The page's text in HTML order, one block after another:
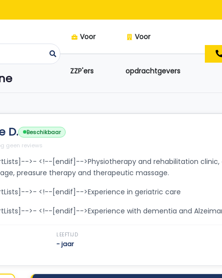
Voor
ZZP'ers
Voor
opdrachtgevers
D.
Beschikbaar
geen reviews
>- <!--[endif]-->Physiotherapy and rehabilitation clinic,
preasure therapy and therapeutic massage.
>- <!--[endif]-->Experience in geriatric care
>- <!--[endif]-->Experience with dementia and
LEEFTIJD
- jaar